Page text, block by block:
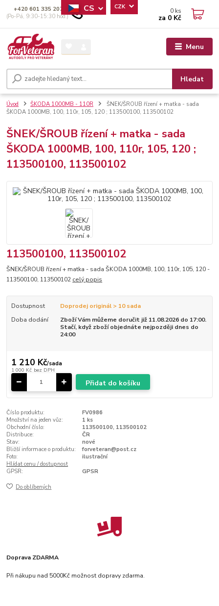
Menu
CS CZK
Hledat
+420 601 335 207
(Po-Pá, 9:30-15:30 hod.)
0 ks
za 0 Kč
Úvod ŠKODA 1000MB - 110R
ŠNEK/ŠROUB řízení + matka - sada
ŠKODA 1000MB, 100, 110r, 105, 120 ; 113500100, 113500102
ŠNEK/ŠROUB řízení + matka - sada
ŠKODA 1000MB, 100, 110r, 105, 120 ;
113500100, 113500102
113500100, 113500102
ŠNEK/ŠROUB řízení + matka - sada ŠKODA 1000MB, 100, 110r, 105, 120 -
113500100, 113500102 celý popis
Dostupnost
Doprodej originál > 10 sada
Doba dodání
Zboží Vám můžeme doručit již 11.08.2026 do 17:00.
Stačí, když zboží objednáte nejpozději dnes do
24:00
1 210 Kč/sada
1 000 Kč bez DPH
Přidat do košíku
Číslo produktu:
FV0986
Množství na jeden vůz:
1 ks
Obchodní číslo:
113500100, 113500102
Distribuce:
ČR
Stav:
nové
Bližší informace o produktu:
forveteran@post.cz
Foto:
ilustrační
Hlídat cenu / dostupnost
GPSR:
GPSR
Do oblíbených
Doprava ZDARMA
Při nákupu nad 5000Kč možnost dopravy zdarma.